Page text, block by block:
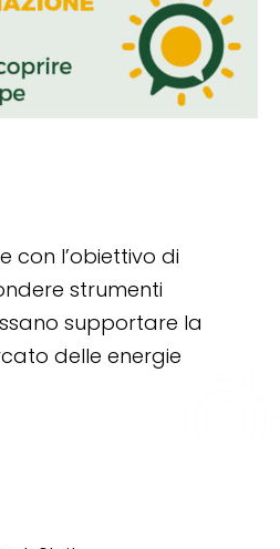
con l’obiettivo di
strumenti
supportare la
delle energie